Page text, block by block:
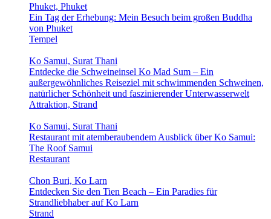
Phuket, Phuket
Ein Tag der Erhebung: Mein Besuch beim großen Buddha
von Phuket
Tempel
Ko Samui, Surat Thani
Entdecke die Schweineinsel Ko Mad Sum – Ein
außergewöhnliches Reiseziel mit schwimmenden Schweinen,
natürlicher Schönheit und faszinierender Unterwasserwelt
Attraktion, Strand
Ko Samui, Surat Thani
Restaurant mit atemberaubendem Ausblick über Ko Samui:
The Roof Samui
Restaurant
Chon Buri, Ko Larn
Entdecken Sie den Tien Beach – Ein Paradies für
Strandliebhaber auf Ko Larn
Strand